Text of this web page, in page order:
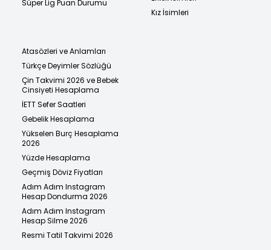
Süper Lig Puan Durumu
Kız İsimleri
Atasözleri ve Anlamları
Türkçe Deyimler Sözlüğü
Çin Takvimi 2026 ve Bebek
Cinsiyeti Hesaplama
İETT Sefer Saatleri
Gebelik Hesaplama
Yükselen Burç Hesaplama
2026
Yüzde Hesaplama
Geçmiş Döviz Fiyatları
Adım Adım Instagram
Hesap Dondurma 2026
Adım Adım Instagram
Hesap Silme 2026
Resmi Tatil Takvimi 2026